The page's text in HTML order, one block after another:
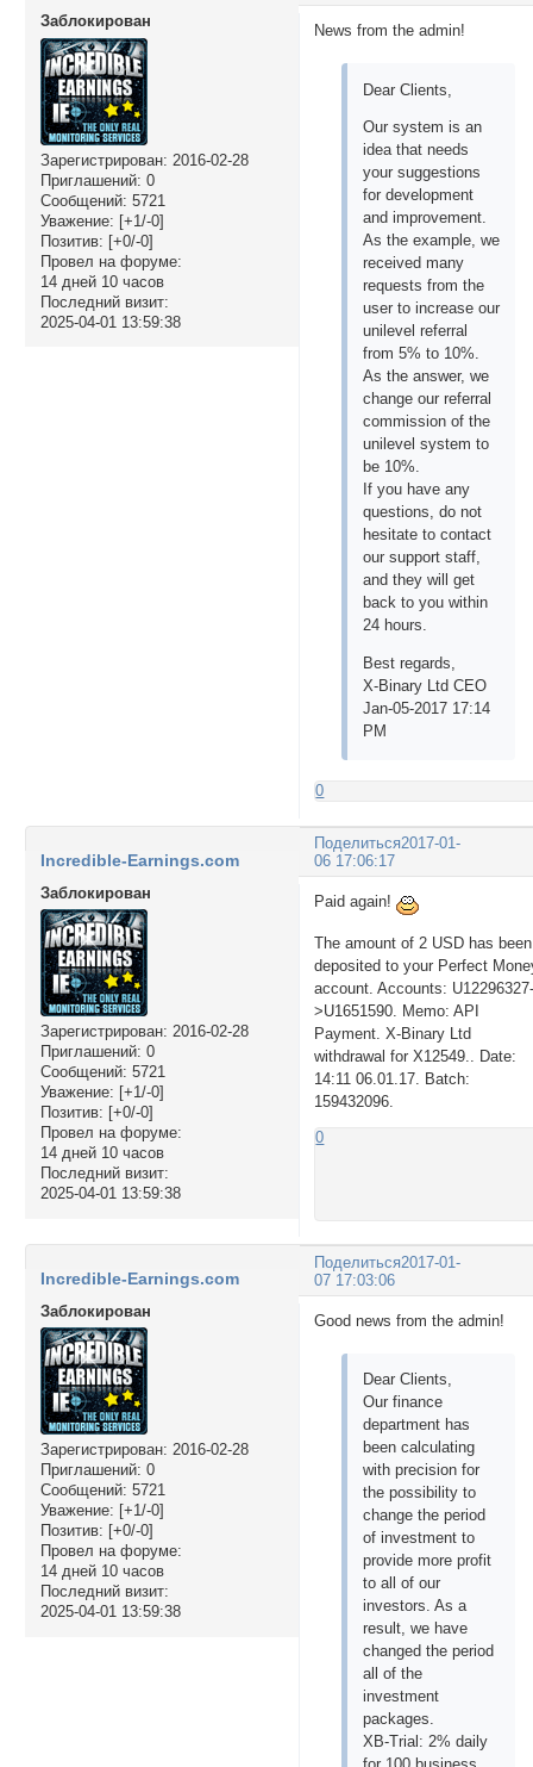
Заблокирован
Зарегистрирован: 2016-02-28
Приглашений: 0
Сообщений: 5721
Уважение: [+1/-0]
Позитив: [+0/-0]
Провел на форуме:
14 дней 10 часов
Последний визит:
2025-04-01 13:59:38
News from the admin!
Dear Clients,
Our system is an
idea that needs
your suggestions
for development
and improvement.
As the example, we
received many
requests from the
user to increase our
unilevel referral
from 5% to 10%.
As the answer, we
change our referral
commission of the
unilevel system to
be 10%.
If you have any
questions, do not
hesitate to contact
our support staff,
and they will get
back to you within
24 hours.
Best regards,
X-Binary Ltd CEO
Jan-05-2017 17:14
PM
0
Поделиться2017-01-
06 17:06:17
Incredible-Earnings.com
Заблокирован
Зарегистрирован: 2016-02-28
Приглашений: 0
Сообщений: 5721
Уважение: [+1/-0]
Позитив: [+0/-0]
Провел на форуме:
14 дней 10 часов
Последний визит:
2025-04-01 13:59:38
Paid again!
The amount of 2 USD has been
deposited to your Perfect
account. Accounts:
>U1651590. Memo: API
Payment. X-Binary Ltd
withdrawal for X12549.. Date:
14:11 06.01.17. Batch:
159432096.
0
Поделиться2017-01-
07 17:03:06
Incredible-Earnings.com
Заблокирован
Зарегистрирован: 2016-02-28
Приглашений: 0
Сообщений: 5721
Уважение: [+1/-0]
Позитив: [+0/-0]
Провел на форуме:
14 дней 10 часов
Последний визит:
2025-04-01 13:59:38
Good news from the admin!
Dear Clients,
Our finance
department has
been calculating
with precision for
the possibility to
change the period
of investment to
provide more profit
to all of our
investors. As a
result, we have
changed the period
all of the
investment
packages.
XB-Trial: 2% daily